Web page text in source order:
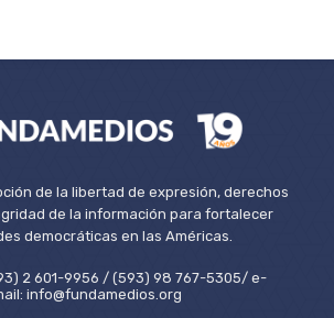
de la libertad de expresión, derechos
de la información para fortalecer
democráticas en las Américas.
2 601-9956 / (593) 98 767-5305/ e-
info@fundamedios.org